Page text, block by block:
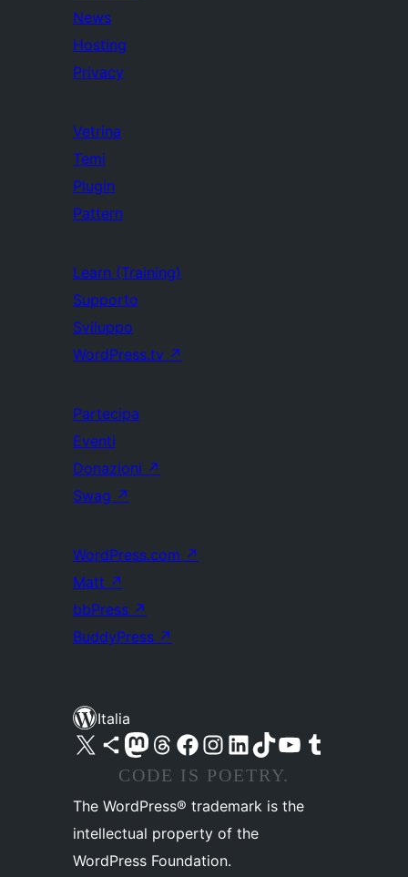
News
Hosting
Privacy
Vetrina
Temi
Plugin
Pattern
Learn (Training)
Supporto
Sviluppo
WordPress.tv ↗
Partecipa
Eventi
Donazioni ↗
Swag ↗
WordPress.com ↗
Matt ↗
bbPress ↗
BuddyPress ↗
Italia
Visita il nostro account X (ex Twitter)
Visita il nostro account Bluesky
Visita il nostro account Mastodon
Visita il nostro account Threads
Visita la nostra pagina Facebook
Visita il nostro account Instagram
Visita il nostro account LinkedIn
Visita il nostro account TikTok
Visita il nostro canale YouTube
Visita il nostro account Tumblr
CODE IS POETRY.
The WordPress® trademark is the
intellectual property of the
WordPress Foundation.